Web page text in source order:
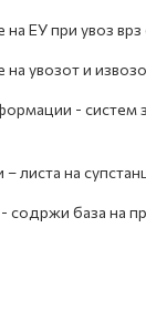
на ЕУ при увоз
увозот и
- систем
листа на
содржи база на